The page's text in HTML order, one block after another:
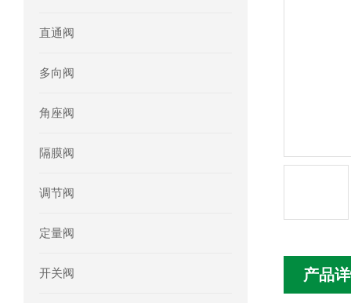
直通阀
多向阀
角座阀
隔膜阀
调节阀
定量阀
开关阀 产品